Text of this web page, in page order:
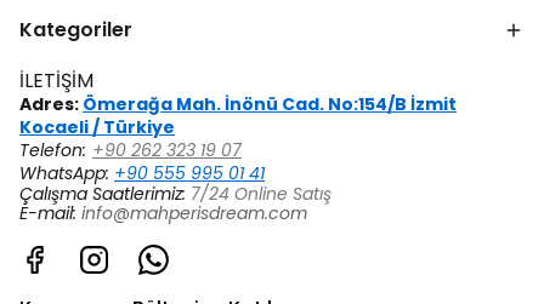
Kategoriler
İLETİŞİM
Adres: Ömerağa Mah. İnönü Cad. No:154/B İzmit
Kocaeli / Türkiye
Telefon: +90 262 323 19 07
WhatsApp: +90 555 995 01 41
Çalışma Saatlerimiz: 7/24 Online Satış
E-mail: info@mahperisdream.com